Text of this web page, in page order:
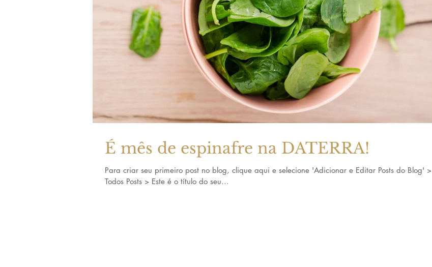
É mês de espinafre na DATERRA!
Para criar seu primeiro post no blog, clique aqui e selecione 'Adicionar e Editar Posts do Blog' >
Todos Posts > Este é o título do seu...